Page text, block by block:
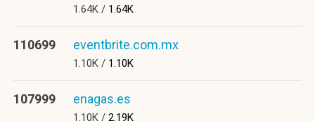
1.64K / 1.64K
110699 eventbrite.com.mx
1.10K / 1.10K
107999 enagas.es
1.10K / 2.19K